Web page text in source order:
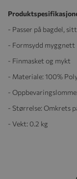
- Passer på bagdel,
- Formsydd myggnett
- Finmasket og mykt
- Materiale: 100%
-
- Størrelse: Omkrets
- Vekt: 0.2 kg